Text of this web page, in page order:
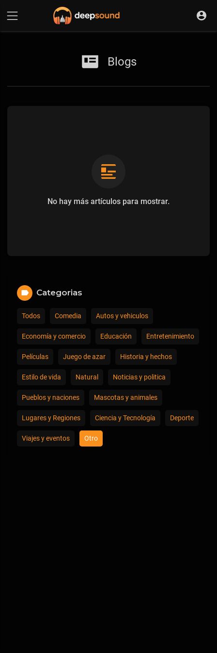
Blogs
No hay más artículos para mostrar.
Categorias
Todos Comedia Autos y vehiculos
Economía y comercio Educación Entretenimiento
Películas Juego de azar Historia y hechos
Estilo de vida Natural Noticias y politica
Pueblos y naciones Mascotas y animales
Lugares y Regiones Ciencia y Tecnología Deporte
Viajes y eventos Otro